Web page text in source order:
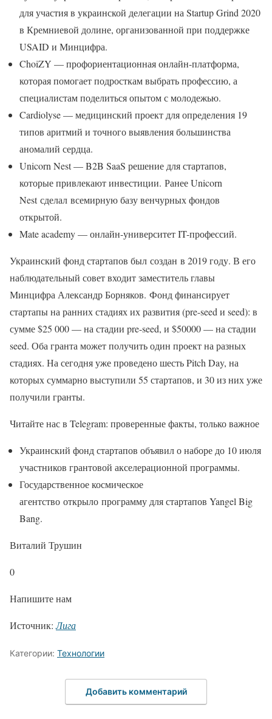
для участия в украинской делегации на Startup Grind 2020
в Кремниевой долине, организованной при поддержке
USAID и Минцифра.
ChoiZY — профориентационная онлайн-платформа,
которая помогает подросткам выбрать профессию, а
специалистам поделиться опытом с молодежью.
Cardiolyse — медицинский проект для определения 19
типов аритмий и точного выявления большинства
аномалий сердца.
Unicorn Nest — B2B SaaS решение для стартапов,
которые привлекают инвестиции. Ранее Unicorn
Nest сделал всемирную базу венчурных фондов
открытой.
Mate academy — онлайн-университет IT-профессий.
Украинский фонд стартапов был создан в 2019 году. В его
наблюдательный совет входит заместитель главы
Минцифра Александр Борняков. Фонд финансирует
стартапы на ранних стадиях их развития (pre-seed и seed): в
сумме $25 000 — на стадии pre-seed, и $50000 — на стадии
seed. Оба гранта может получить один проект на разных
стадиях. На сегодня уже проведено шесть Pitch Day, на
которых суммарно выступили 55 стартапов, и 30 из них уже
получили гранты.
Читайте нас в Telegram: проверенные факты, только важное
Украинский фонд стартапов объявил о наборе до 10 июля
участников грантовой акселерационной программы.
Государственное космическое
агентство открыло программу для стартапов Yangel Big
Bang.
Виталий Трушин
0
Напишите нам
Источник:Лига
Категории: Технологии
Добавить комментарий